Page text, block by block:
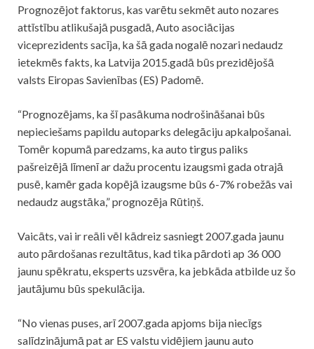
Prognozējot faktorus, kas varētu sekmēt auto nozares
attīstību atlikušajā pusgadā, Auto asociācijas
viceprezidents sacīja, ka šā gada nogalē nozari nedaudz
ietekmēs fakts, ka Latvija 2015.gadā būs prezidējošā
valsts Eiropas Savienības (ES) Padomē.
“Prognozējams, ka šī pasākuma nodrošināšanai būs
nepieciešams papildu autoparks delegāciju apkalpošanai.
Tomēr kopumā paredzams, ka auto tirgus paliks
pašreizējā līmenī ar dažu procentu izaugsmi gada otrajā
pusē, kamēr gada kopējā izaugsme būs 6-7% robežās vai
nedaudz augstāka,” prognozēja Rūtiņš.
Vaicāts, vai ir reāli vēl kādreiz sasniegt 2007.gada jaunu
auto pārdošanas rezultātus, kad tika pārdoti ap 36 000
jaunu spēkratu, eksperts uzsvēra, ka jebkāda atbilde uz šo
jautājumu būs spekulācija.
“No vienas puses, arī 2007.gada apjoms bija niecīgs
salīdzinājumā pat ar ES valstu vidējiem jaunu auto